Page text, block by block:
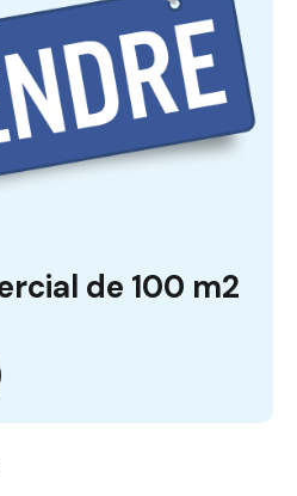
de 100 m2